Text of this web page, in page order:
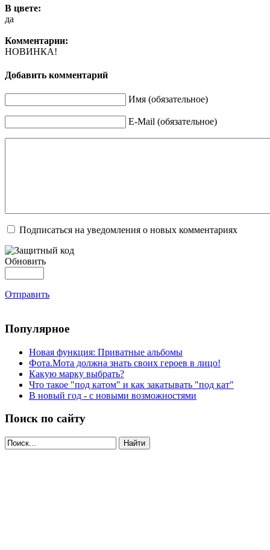
В цвете:
да
Комментарии:
НОВИНКА!
Добавить комментарий
Имя (обязательное)
E-Mail (обязательное)
Подписаться на уведомления о новых комментариях
Обновить
Отправить
Популярное
Новая функция: Приватные альбомы
Фота.Мота должна знать своих героев в лицо!
Какую марку выбрать?
Что такое "под катом" и как закатывать "под кат"
В новый год - с новыми возможностями
Поиск по сайту
Найти